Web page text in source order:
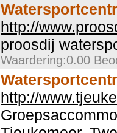
http://
proosdij
Waardering:0.00
http://